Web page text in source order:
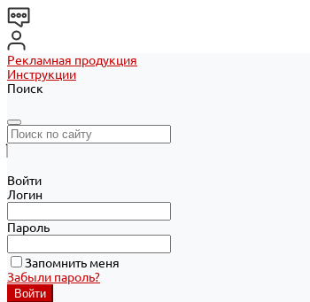
Рекламная продукция
Инструкции
Поиск
Войти
Логин
Пароль
Запомнить меня
Забыли пароль?